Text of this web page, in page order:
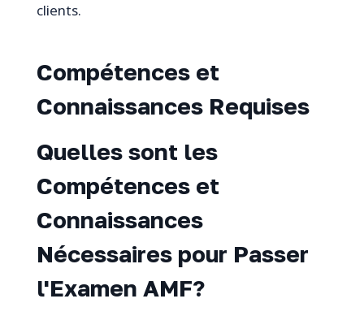
clients.
Compétences et
Connaissances Requises
Quelles sont les
Compétences et
Connaissances
Nécessaires pour Passer
l'Examen AMF?